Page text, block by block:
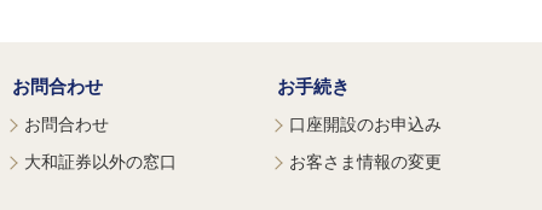
お問合わせ
お問合わせ
大和証券以外の窓口
お手続き
口座開設のお申込み
お客さま情報の変更